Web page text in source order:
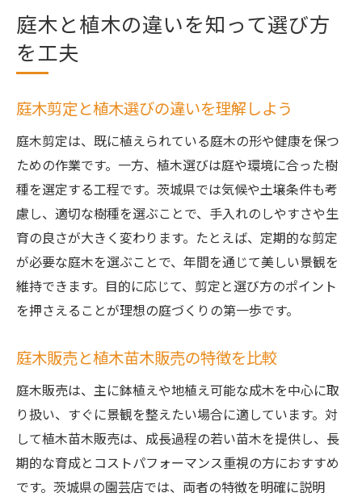
庭木と植木の違いを知って選び方
を工夫
庭木剪定と植木選びの違いを理解しよう
庭木剪定は、既に植えられている庭木の形や健康を保つ
ための作業です。一方、植木選びは庭や環境に合った樹
種を選定する工程です。茨城県では気候や土壌条件も考
慮し、適切な樹種を選ぶことで、手入れのしやすさや生
育の良さが大きく変わります。たとえば、定期的な剪定
が必要な庭木を選ぶことで、年間を通じて美しい景観を
維持できます。目的に応じて、剪定と選び方のポイント
を押さえることが理想の庭づくりの第一歩です。
庭木販売と植木苗木販売の特徴を比較
庭木販売は、主に鉢植えや地植え可能な成木を中心に取
り扱い、すぐに景観を整えたい場合に適しています。対
して植木苗木販売は、成長過程の若い苗木を提供し、長
期的な育成とコストパフォーマンス重視の方におすすめ
です。茨城県の園芸店では、両者の特徴を明確に説明